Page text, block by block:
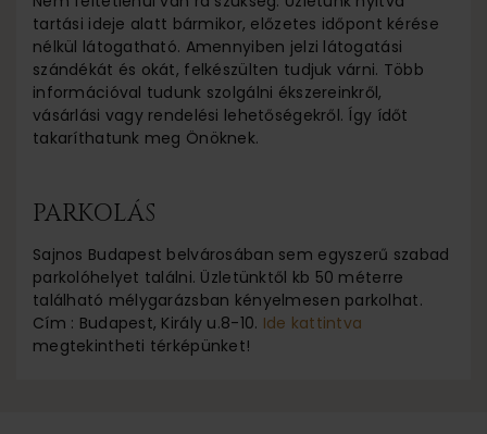
tartási ideje alatt bármikor, előzetes időpont kérése
nélkül látogatható. Amennyiben jelzi látogatási
szándékát és okát, felkészülten tudjuk várni. Több
információval tudunk szolgálni ékszereinkről,
vásárlási vagy rendelési lehetőségekről. Így ídőt
takaríthatunk meg Önöknek.
PARKOLÁS
Sajnos Budapest belvárosában sem egyszerű szabad
parkolóhelyet találni. Üzletünktől kb 50 méterre
található mélygarázsban kényelmesen parkolhat.
Cím : Budapest, Király u.8-10. Ide kattintva
megtekintheti térképünket!